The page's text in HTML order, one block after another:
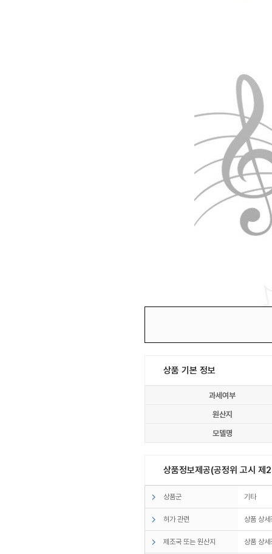
상품 기본 정보
과세여부
원산지
모델명
상품정보제공(공정위 고시
상품군 기타
허가 관련 상품 상
제조국 또는 원산지 상품 상